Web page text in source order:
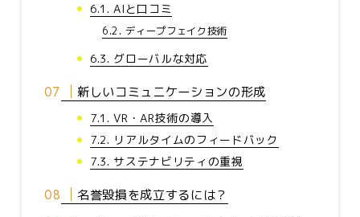
6.1. AIと口コミ
6.2. ディープフェイク技術
6.3. グローバルな対応
新しいコミュニケーションの形成
7.1. VR・AR技術の導入
7.2. リアルタイムのフィードバック
7.3. サステナビリティの重視
名誉毀損を成立するには？